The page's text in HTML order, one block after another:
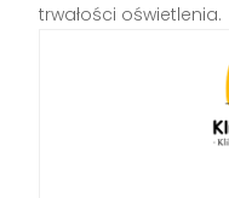
trwałości oświetlenia.